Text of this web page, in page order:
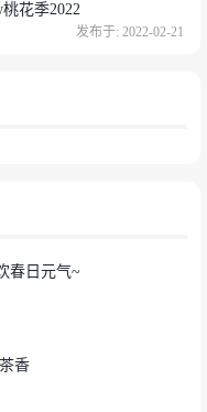
花季2022
发布于: 2022-02-21
春日元气~
咖满茶香